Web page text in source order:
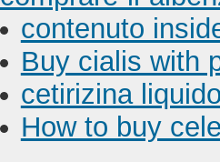
contenuto
Buy cialis with
cetirizina liquido
How to buy